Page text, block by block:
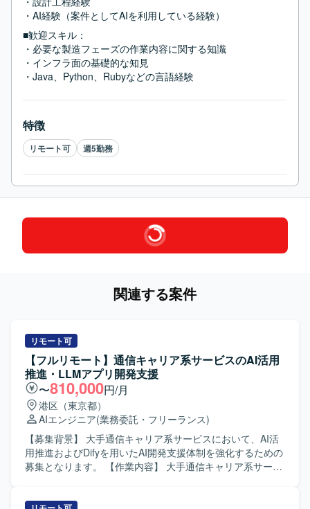
・AI経験（案件としてAIを利用している経験）
■歓迎スキル：
・必要な製造フェーズの作業内容に関する知識
・インフラ面の基礎的な知見
・Java、Python、Rubyなどの言語経験
特徴
リモート可 週5勤務
関連する案件
リモート可
【フルリモート】通信キャリア系サービスのAI活用
推進・LLMアプリ開発支援
〜810,000円/月
港区（東京都）
AIエンジニア(業務委託・フリーランス)
【募集背景】 大手通信キャリア系サービスにおいて、AI活
用推進およびDifyを用いたAI開発支援体制を強化するための
募集となります。 【作業内容】 大手通信キャリア系サービ